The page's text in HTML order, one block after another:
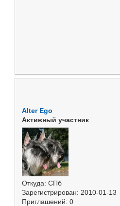
Alter Ego
Активный участник
Откуда: СПб
Зарегистрирован: 2010-01-13
Приглашений: 0